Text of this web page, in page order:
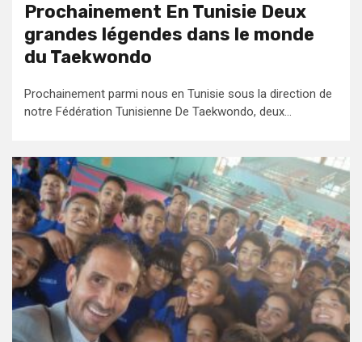
Prochainement En Tunisie Deux
grandes légendes dans le monde
du Taekwondo
Prochainement parmi nous en Tunisie sous la direction de
notre Fédération Tunisienne De Taekwondo, deux…